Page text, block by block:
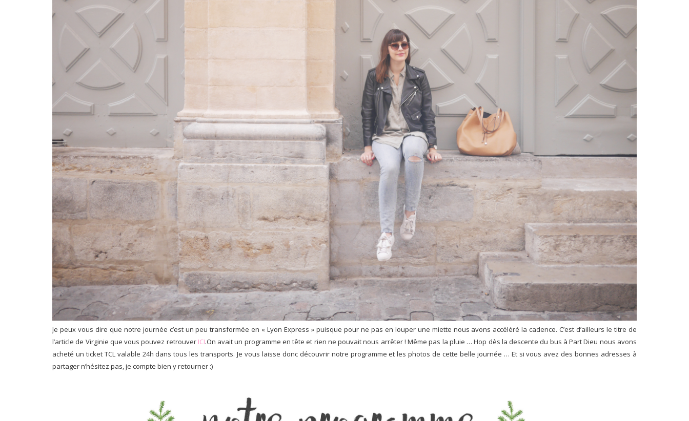
Je peux vous dire que notre journée c’est un peu transformée en « Lyon Express » puisque pour ne pas en louper une miette nous avons accéléré la cadence. C’est d’ailleurs le titre de
l’article de Virginie que vous pouvez retrouver ICI.On avait un programme en tête et rien ne pouvait nous arrêter ! Même pas la pluie … Hop dès la descente du bus à Part Dieu nous avons
acheté un ticket TCL valable 24h dans tous les transports. Je vous laisse donc découvrir notre programme et les photos de cette belle journée … Et si vous avez des bonnes adresses à
partager n’hésitez pas, je compte bien y retourner :)